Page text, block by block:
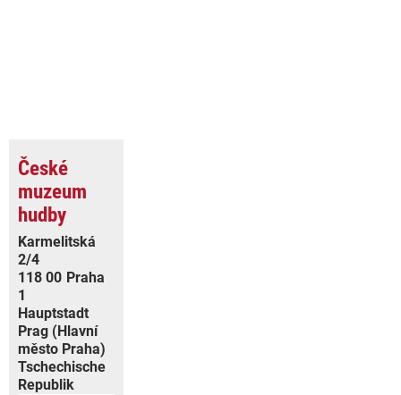
České
muzeum
hudby
Karmelitská
2/4
118 00 Praha
1
Hauptstadt
Prag (Hlavní
město Praha)
Tschechische
Republik